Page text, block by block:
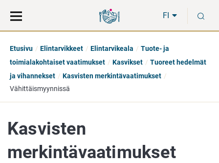
suoraan
sisältöön
koko
sivuston
FI
Etusivu Elintarvikkeet Elintarvikeala
Tuote- ja
toimialakohtaiset vaatimukset
Kasvikset
Tuoreet hedelmät
ja vihannekset
Kasvisten merkintävaatimukset
Vähittäismyynnissä
Kasvisten
merkintävaatimukset